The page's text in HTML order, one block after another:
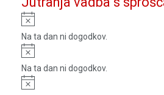
Notice
Na ta dan ni dogodkov.
Notice
Na ta dan ni dogodkov.
Notice